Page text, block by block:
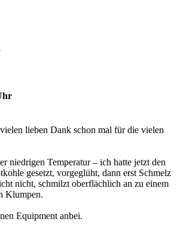
lieben Dank schon mal für die vielen
niedrigen Temperatur – ich hatte jetzt den
gesetzt, vorgeglüht, dann erst Schmelz
nicht, schmilzt oberflächlich an zu einem
Klumpen.
Equipment anbei.